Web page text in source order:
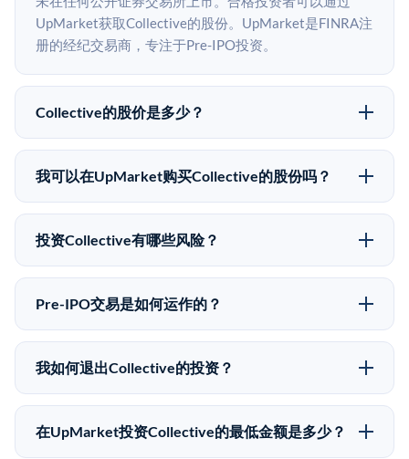
UpMarket获取Collective的股份。UpMarket是FINRA注
册的经纪交易商，专注于Pre-IPO投资。
Collective的股价是多少？
Collective没有公开股价，因为它是一家私有公司。最近
的已知股价来自其最近一轮融资。 二级市场上的Pre-
有所不同。
我可以在UpMarket购买Collective的股份吗？
可以。合格投资者可以通过填写本页表单或在
upmarket.co创建账户来表达对Collective股份的投资意
50,000美元。UpMarket是FINRA注册的经纪交易商，
自2019年以来已经纪超过5亿美元的另类投资。
投资Collective有哪些风险？
Pre-IPO投资存在重大风险。Collective的股份流动性
低，意味着没有公开市场可以快速出售。不存在确定的
应做好可能全部损失的准备。私有公司的估值在融资轮
次之间可能大幅波动。投资者应在投资前咨询其财务顾
Pre-IPO交易是如何运作的？
在Pre-IPO交易中，合格投资者通过二级市场平台从现有
股东（如员工、早期投资者或其他持有人）处购买股
为FINRA注册的经纪交易商促成这些交易，代表双方处
理合规、文件和结算事宜。
我如何退出Collective的投资？
Pre-IPO持股主要有两种退出途径：在二级市场将股份出
售给其他买家，或持有直到公司完成IPO或被收购。两
在UpMarket投资Collective的最低金额是多少？